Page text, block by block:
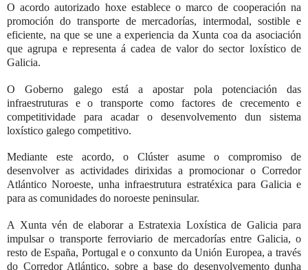
O acordo autorizado hoxe establece o marco de cooperación na
promoción do transporte de mercadorías, intermodal, sostible e
eficiente, na que se une a experiencia da Xunta coa da asociación
que agrupa e representa á cadea de valor do sector loxístico de
Galicia.
O Goberno galego está a apostar pola potenciación das
infraestruturas e o transporte como factores de crecemento e
competitividade para acadar o desenvolvemento dun sistema
loxístico galego competitivo.
Mediante este acordo, o Clúster asume o compromiso de
desenvolver as actividades dirixidas a promocionar o Corredor
Atlántico Noroeste, unha infraestrutura estratéxica para Galicia e
para as comunidades do noroeste peninsular.
A Xunta vén de elaborar a Estratexia Loxística de Galicia para
impulsar o transporte ferroviario de mercadorías entre Galicia, o
resto de España, Portugal e o conxunto da Unión Europea, a través
do Corredor Atlántico, sobre a base do desenvolvemento dunha